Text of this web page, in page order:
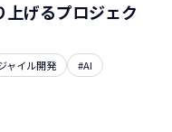
げるプロジェク
ャイル開発
#AI